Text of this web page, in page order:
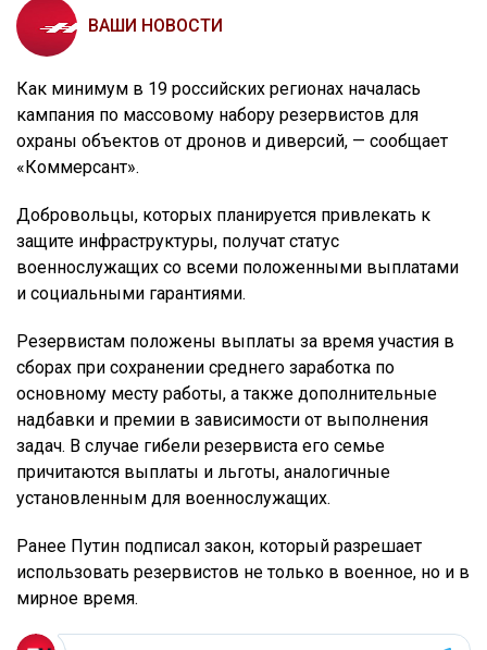
ВАШИ НОВОСТИ
Как минимум в 19 российских регионах началась
кампания по массовому набору резервистов для
охраны объектов от дронов и диверсий, — сообщает
«Коммерсант».
Добровольцы, которых планируется привлекать к
защите инфраструктуры, получат статус
военнослужащих со всеми положенными выплатами
и социальными гарантиями.
Резервистам положены выплаты за время участия в
сборах при сохранении среднего заработка по
основному месту работы, а также дополнительные
надбавки и премии в зависимости от выполнения
задач. В случае гибели резервиста его семье
причитаются выплаты и льготы, аналогичные
установленным для военнослужащих.
Ранее Путин подписал закон, который разрешает
использовать резервистов не только в военное, но и в
мирное время.